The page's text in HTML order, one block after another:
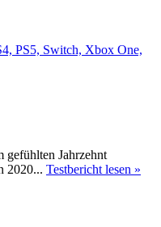
Jahrzehnt
2020... Testbericht lesen »